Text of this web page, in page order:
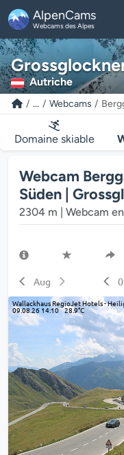
AlpenCams
Webcams des Alpes
Autriche
... Webcams
Domaine skiable
Webcam
Süden |
2304 m | Webcam